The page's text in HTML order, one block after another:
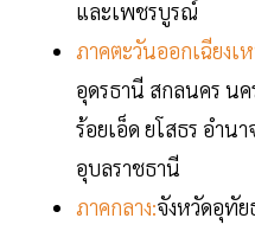
และเพชรบูรณ์
ภาคตะวันออกเฉียงเ
อุดรธานี สกลนคร น
ร้อยเอ็ด ยโสธร อำน
อุบลราชธานี
ภาคกลาง:จังหวัดอุทั